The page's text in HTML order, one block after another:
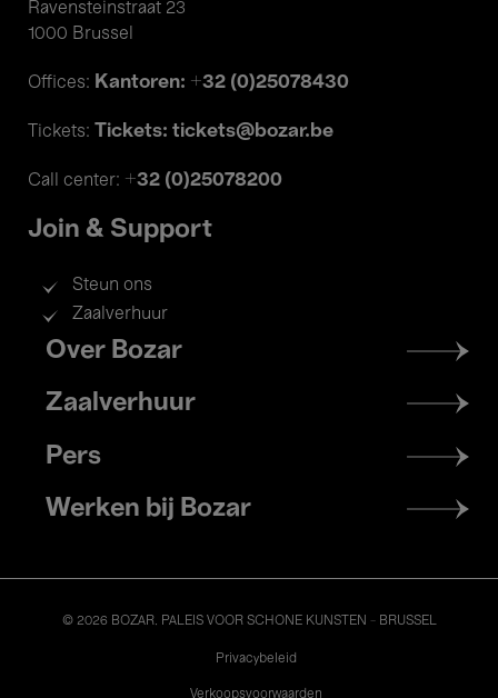
Ravensteinstraat 23
1000 Brussel
Offices: Kantoren: +32 (0)25078430
Tickets: Tickets: tickets@bozar.be
Call center: +32 (0)25078200
Join & Support
Steun ons
Zaalverhuur
Footer
menu
Over Bozar
Zaalverhuur
Pers
Werken bij Bozar
© 2026 BOZAR. PALEIS VOOR SCHONE KUNSTEN - BRUSSEL
Privacybeleid
Verkoopsvoorwaarden